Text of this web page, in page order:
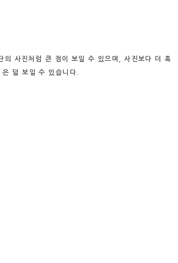
의 사진처럼 큰 점이 보일 수 있으며, 사진보다 더 혹
은 덜 보일 수 있습니다.